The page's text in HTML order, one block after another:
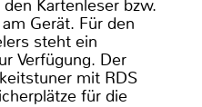
Gerät. Für den
steht ein
mit RDS